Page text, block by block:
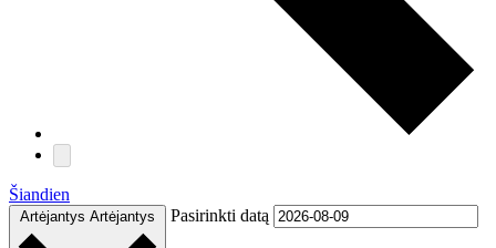
Šiandien
Artėjantys Artėjantys Pasirinkti datą